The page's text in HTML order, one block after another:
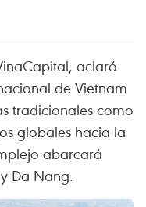
aclaró
de Vietnam
tradicionales como
globales hacia la
abarcará
Da Nang.